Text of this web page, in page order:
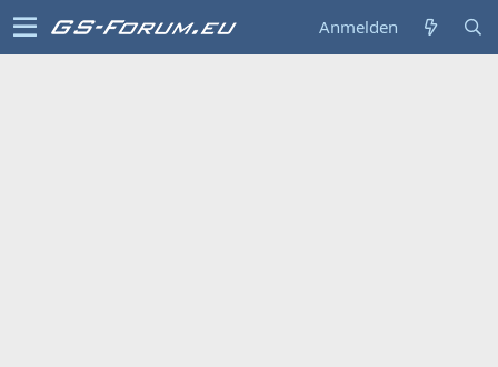
Anmelden